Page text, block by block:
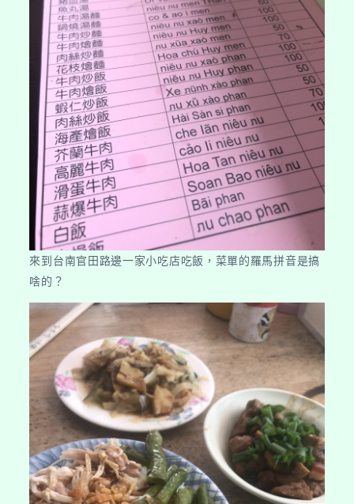
來到台南官田路邊一家小吃店吃飯，菜單的羅馬拼音是搞
啥的？